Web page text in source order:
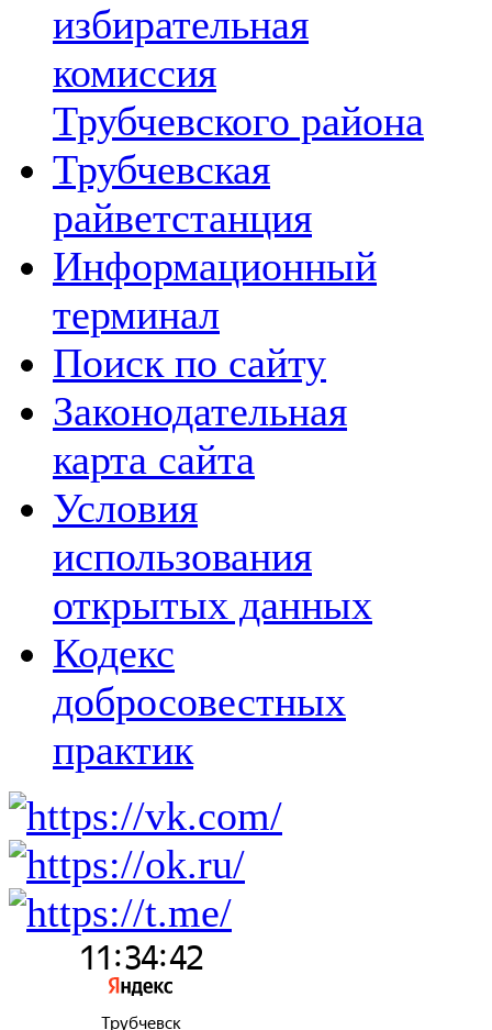
избирательная
комиссия
Трубчевского района
Трубчевская
райветстанция
Информационный
терминал
Поиск по сайту
Законодательная
карта сайта
Условия
использования
открытых данных
Кодекс
добросовестных
практик